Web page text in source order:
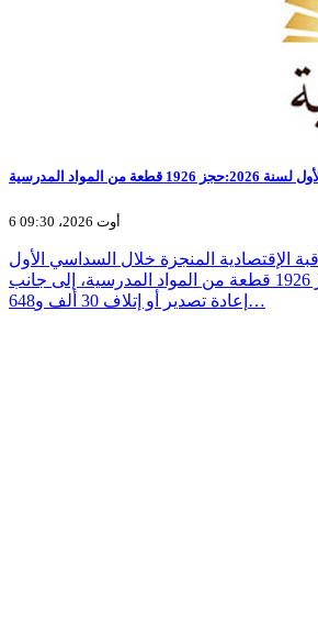
من المواد المدرسية
6 أوت 2026، 09:30
الإقتصادية المنجزة خلال السداسي الأول
من سنة 2026، عن حجز 1926 قطعة من المواد المدرسية، إلى جانب
إعادة تصدير أو إتلاف 30 ألف و648…